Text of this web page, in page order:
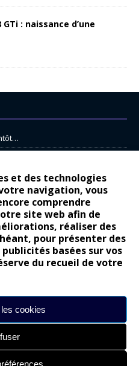
et des technologies
navigation, vous
comprendre
site web afin de
réaliser des
pour présenter des
basées sur vos
du recueil de votre
cookies
: naissance d’une
pour Citroën
légende
: pour les gens vrais
attraction de la légèreté
envoûtante ?
Yes of Corsa !